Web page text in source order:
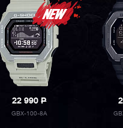
22 990P
GBX-100-8A